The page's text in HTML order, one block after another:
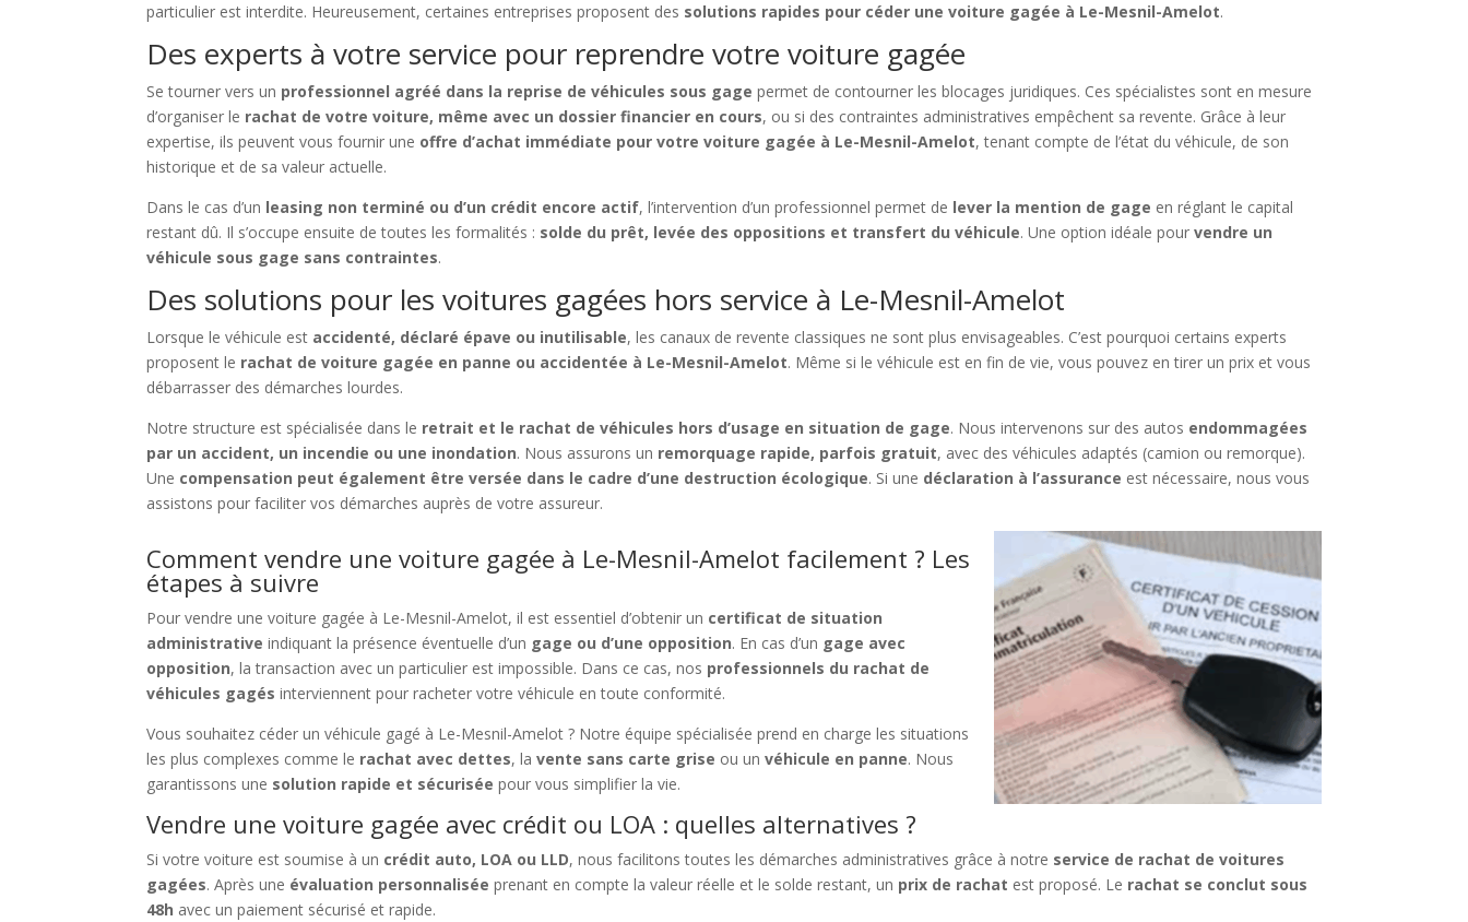
particulier est interdite. Heureusement, certaines entreprises proposent des solutions rapides pour céder une voiture gagée à Le-Mesnil-Amelot.
Des experts à votre service pour reprendre votre voiture gagée
Se tourner vers un professionnel agréé dans la reprise de véhicules sous gage permet de contourner les blocages juridiques. Ces spécialistes sont en mesure
d’organiser le rachat de votre voiture, même avec un dossier financier en cours, ou si des contraintes administratives empêchent sa revente. Grâce à leur
expertise, ils peuvent vous fournir une offre d’achat immédiate pour votre voiture gagée à Le-Mesnil-Amelot, tenant compte de l’état du véhicule, de son
historique et de sa valeur actuelle.
Dans le cas d’un leasing non terminé ou d’un crédit encore actif, l’intervention d’un professionnel permet de lever la mention de gage en réglant le capital
restant dû. Il s’occupe ensuite de toutes les formalités : solde du prêt, levée des oppositions et transfert du véhicule. Une option idéale pourvendre un
véhicule sous gage sans contraintes.
Des solutions pour les voitures gagées hors service à Le-Mesnil-Amelot
Lorsque le véhicule est accidenté, déclaré épave ou inutilisable, les canaux de revente classiques ne sont plus envisageables. C’est pourquoi certains experts
proposent le rachat de voiture gagée en panne ou accidentée à Le-Mesnil-Amelot. Même si le véhicule est en fin de vie, vous pouvez en tirer un prix et vous
débarrasser des démarches lourdes.
Notre structure est spécialisée dans le retrait et le rachat de véhicules hors d’usage en situation de gage. Nous intervenons sur des autos endommagées
par un accident, un incendie ou une inondation. Nous assurons un remorquage rapide, parfois gratuit, avec des véhicules adaptés (camion ou remorque).
Une compensation peut également être versée dans le cadre d’une destruction écologique. Si une déclaration à l’assurance est nécessaire, nous vous
assistons pour faciliter vos démarches auprès de votre assureur.
Comment vendre une voiture gagée à Le-Mesnil-Amelot facilement ? Les
étapes à suivre
Pour vendre une voiture gagée à Le-Mesnil-Amelot, il est essentiel d’obtenir un certificat de situation
administrative indiquant la présence éventuelle d’un gage ou d’une opposition. En cas d’un gage avec
opposition, la transaction avec un particulier est impossible. Dans ce cas, nos professionnels du rachat de
véhicules gagés interviennent pour racheter votre véhicule en toute conformité.
Vous souhaitez céder un véhicule gagé à Le-Mesnil-Amelot ? Notre équipe spécialisée prend en charge les situations
les plus complexes comme le rachat avec dettes, lavente sans carte grise ou unvéhicule en panne. Nous
garantissons une solution rapide et sécurisée pour vous simplifier la vie.
Vendre une voiture gagée avec crédit ou LOA : quelles alternatives ?
Si votre voiture est soumise à un crédit auto, LOA ou LLD, nous facilitons toutes les démarches administratives grâce à notre service de rachat de voitures
gagées. Après une évaluation personnalisée prenant en compte la valeur réelle et le solde restant, un prix de rachat est proposé. Le rachat se conclut sous
48h avec un paiement sécurisé et rapide.